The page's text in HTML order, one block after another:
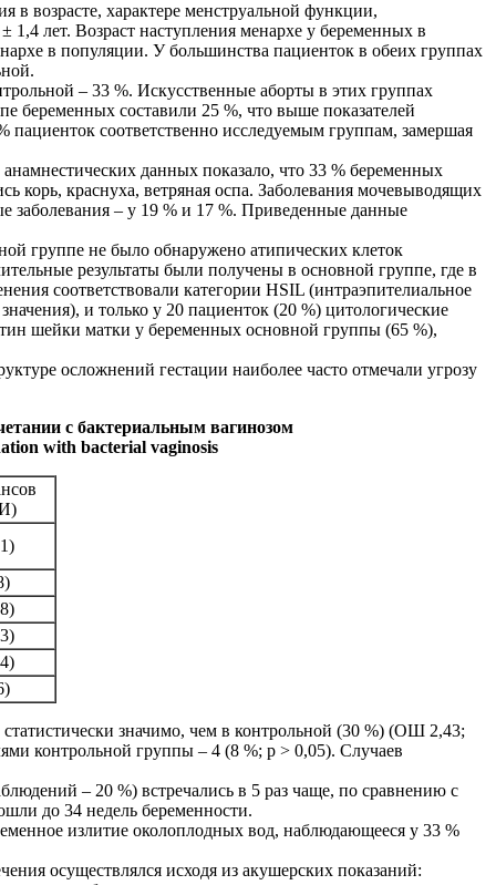
возрасте, характере менструальной функции,
1,4 лет. Возраст наступления менархе у беременных в
в популяции. У большинства пациенток в обеих группах
– 33 %. Искусственные аборты в этих группах
беременных составили 25 %, что выше показателей
пациенток соответственно исследуемым группам, замершая
данных показало, что 33 % беременных
корь, краснуха, ветряная оспа. Заболевания мочевыводящих
заболевания – у 19 % и 17 %. Приведенные данные
группе не было обнаружено атипических клеток
результаты были получены в основной группе, где в
соответствовали категории HSIL (интраэпителиальное
и только у 20 пациенток (20 %) цитологические
шейки матки у беременных основной группы (65 %),
осложнений гестации наиболее часто отмечали угрозу
с бактериальным вагинозом
with bacterial vaginosis
значимо, чем в контрольной (30 %) (ОШ 2,43;
контрольной группы – 4 (8 %; р > 0,05). Случаев
– 20 %) встречались в 5 раз чаще, по сравнению с
до 34 недель беременности.
излитие околоплодных вод, наблюдающееся у 33 %
осуществлялся исходя из акушерских показаний: